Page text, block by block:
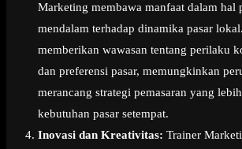
Marketing membawa manfaat dalam hal
mendalam terhadap dinamika pasar
memberikan wawasan tentang perilaku
dan preferensi pasar, memungkinkan
merancang strategi pemasaran yang
kebutuhan pasar setempat.
Inovasi dan Kreativitas: Trainer